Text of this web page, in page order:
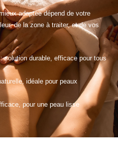
adaptée dépend de votre
de la zone à traiter, et de vos
solution durable, efficace pour tous
idéale pour peaux
pour une peau lisse